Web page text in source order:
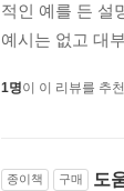
적인 예를 든 설
예시는 없고 대
1명이 이 리뷰를 추
종이책 구매 도